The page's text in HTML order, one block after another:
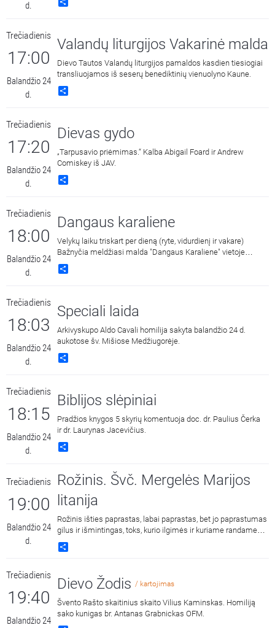
d.
Trečiadienis
17:00
Balandžio 24
d.
Valandų liturgijos Vakarinė malda
Dievo Tautos Valandų liturgijos pamaldos kasdien tiesiogiai
transliuojamos iš seserų benediktinių vienuolyno Kaune.
Trečiadienis
17:20
Balandžio 24
d.
Dievas gydo
„Tarpusavio priėmimas.“ Kalba Abigail Foard ir Andrew
Comiskey iš JAV.
Trečiadienis
18:00
Balandžio 24
d.
Dangaus karaliene
Velykų laiku triskart per dieną (ryte, vidurdienį ir vakare)
Bažnyčia meldžiasi malda "Dangaus Karaliene" vietoje
maldos "Viešpaties Angelas". Ji drauge su Įsikūnijusio Žodžio
Gimdytoja, išgyvenusia savo Sūnaus kančią ir mirtį už
Trečiadienis
18:03
Balandžio 24
d.
Speciali laida
Arkivyskupo Aldo Cavali homilija sakyta balandžio 24 d.
aukotose šv. Mišiose Medžiugorėje.
Trečiadienis
18:15
Balandžio 24
d.
Biblijos slėpiniai
Pradžios knygos 5 skyrių komentuoja doc. dr. Paulius Čerka
ir dr. Laurynas Jacevičius.
Trečiadienis
19:00
Balandžio 24
d.
Rožinis. Švč. Mergelės Marijos
litanija
Rožinis išties paprastas, labai paprastas, bet jo paprastumas
gilus ir išmintingas, toks, kurio ilgimės ir kuriame randame
ramybę.
Trečiadienis
19:40
Balandžio 24
Dievo Žodis / kartojimas
Švento Rašto skaitinius skaito Vilius Kaminskas. Homiliją
sako kunigas br. Antanas Grabnickas OFM.